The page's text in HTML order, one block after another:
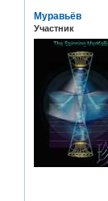
Муравьёв
Участник